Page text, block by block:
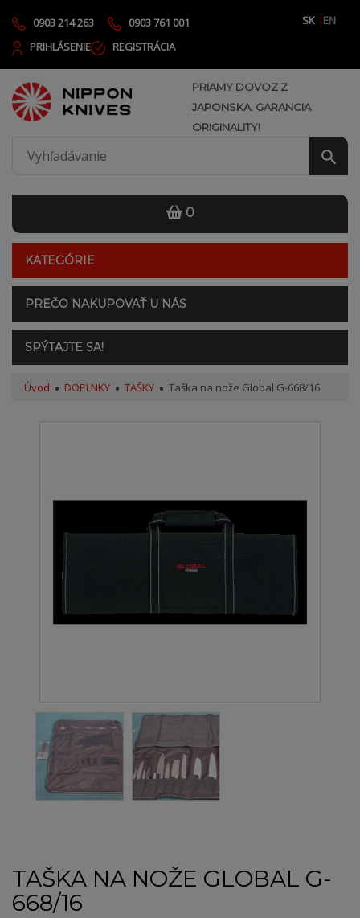
0903 214 263 0903 761 001 SK
EN
PRIHLÁSENIE
REGISTRÁCIA
PRIAMY DOVOZ Z
JAPONSKA. GARANCIA
ORIGINALITY!
0
KATEGÓRIE
PREČO NAKUPOVAŤ U NÁS
SPÝTAJTE SA!
Úvod DOPLNKY TAŠKY Taška na nože Global G-668/16
TAŠKA NA NOŽE GLOBAL G-
668/16